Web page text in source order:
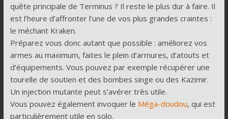
quête principale de Terminus ? Il reste le plus dur à faire. Il
est l’heure d’affronter l’une de vos plus grandes craintes :
le méchant Kraken.
Préparez vous donc autant que possible : améliorez vos
armes au maximum, faites le plein d’armures, d’atouts et
d’équipements. Vous pouvez par exemple récupérer une
tourelle de soutien et des bombes singe ou des Kazimir.
Un injection mutante peut s’avérer très utile.
Vous pouvez également invoquer le Méga-doudou, qui est
particulièrement utile en solo.